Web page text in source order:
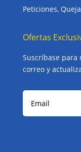
Peticiones,
Ofertas
Suscríbase para
correo y